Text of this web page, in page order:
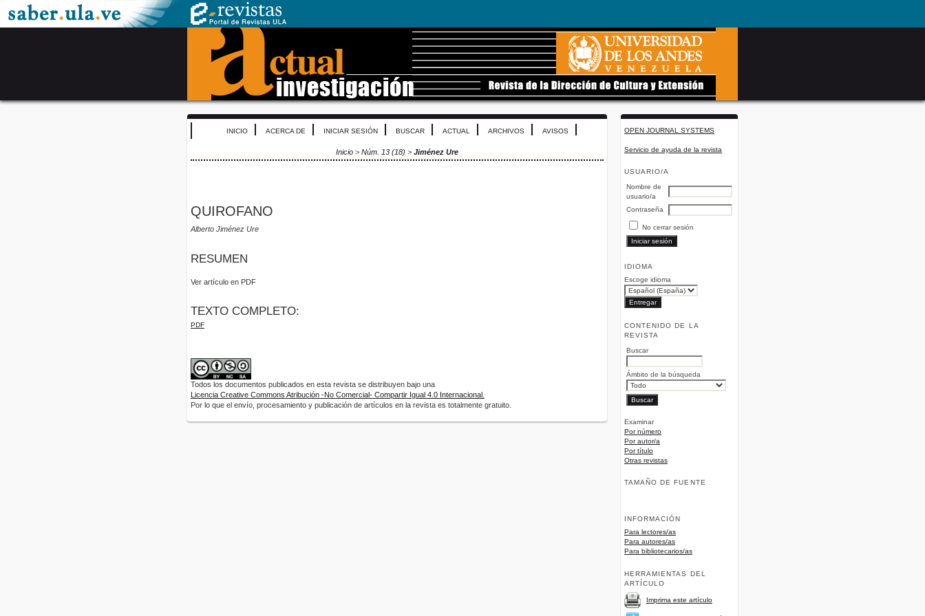
OPEN JOURNAL SYSTEMS
Servicio de ayuda de la revista
USUARIO/A
Nombre de
usuario/a
Contraseña
No cerrar sesión
IDIOMA
Escoge idioma
CONTENIDO DE LA
REVISTA
Buscar
Ámbito de la búsqueda
Examinar
Por número
Por autor/a
Por título
Otras revistas
TAMAÑO DE FUENTE
INFORMACIÓN
Para lectores/as
Para autores/as
Para bibliotecarios/as
HERRAMIENTAS DEL
ARTÍCULO
Imprima este artículo
INICIO ACERCA DE INICIAR SESIÓN BUSCAR ACTUAL ARCHIVOS AVISOS
Inicio > Núm. 13 (18) > Jiménez Ure
QUIROFANO
Alberto Jiménez Ure
RESUMEN
Ver artículo en PDF
TEXTO COMPLETO:
PDF
Todos los documentos publicados en esta revista se distribuyen bajo una
Licencia Creative Commons Atribución -No Comercial- Compartir Igual 4.0 Internacional.
Por lo que el envío, procesamiento y publicación de artículos en la revista es totalmente gratuito.